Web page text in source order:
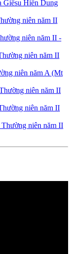
Giêsu Hiển Dung
niên năm II
niên năm II -
niên năm II
niên năm A (Mt
niên năm II
niên năm II
niên năm II